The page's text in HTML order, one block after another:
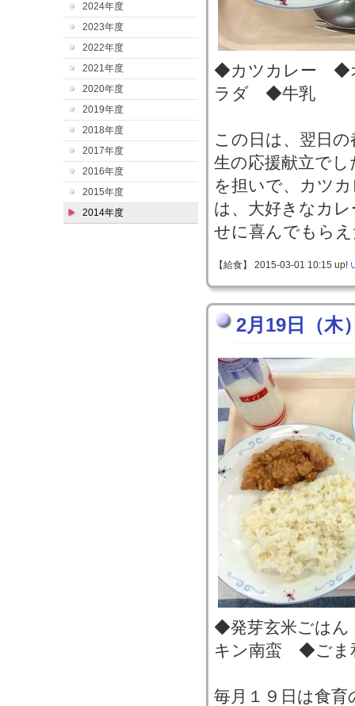
2024年度
2023年度
2022年度
2021年度
2020年度
2019年度
2018年度
2017年度
2016年度
2015年度
2014年度
◆カツカレー ◆
ラダ ◆牛乳
この日は、翌日
生の応援献立で
を担いで、カツ
は、大好きなカ
せに喜んでもら
【給食】 2015-03-01 10:15 up!
2月19日（木
◆発芽玄米ごは
キン南蛮 ◆ご
毎月１９日は食